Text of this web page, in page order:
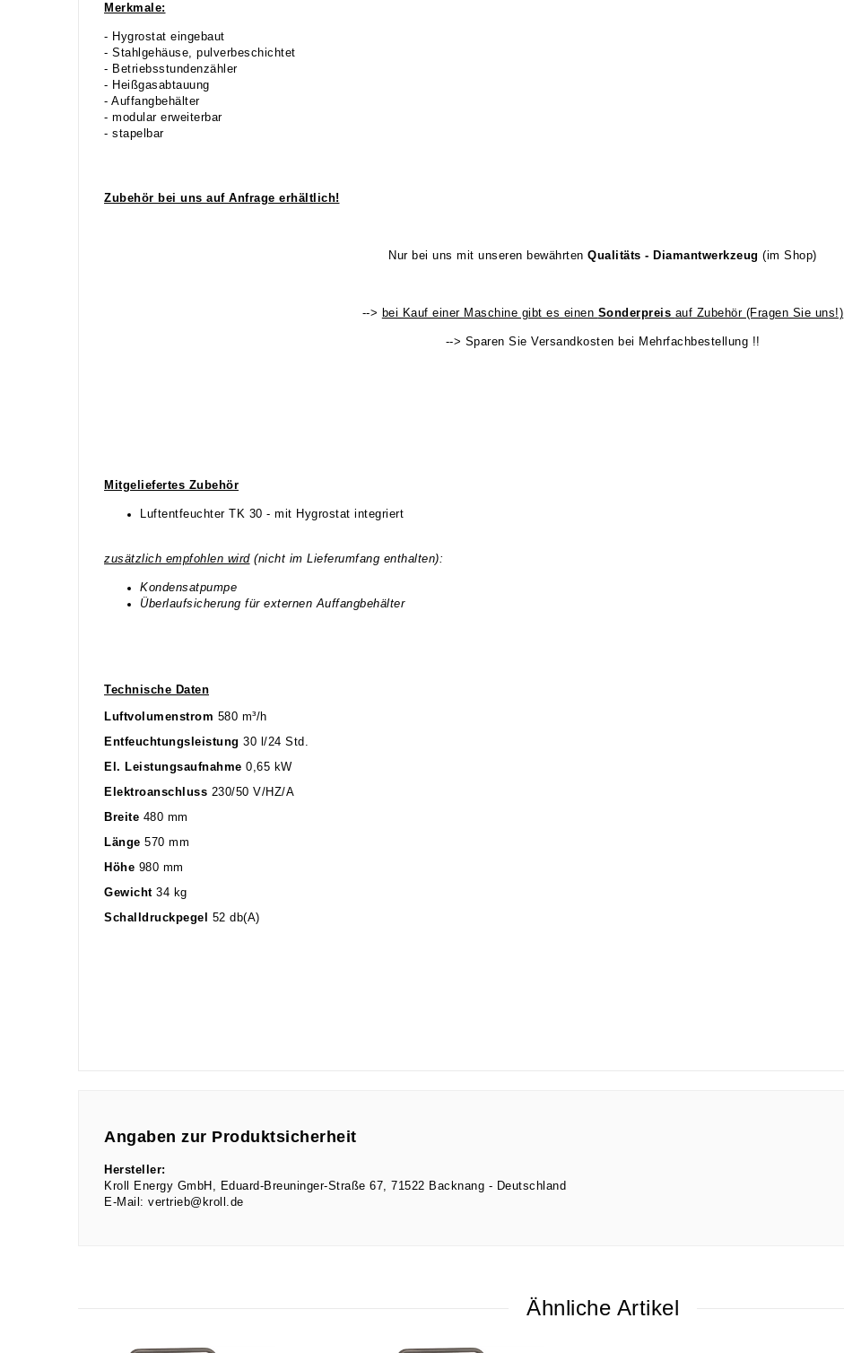
Merkmale:
- Hygrostat eingebaut
- Stahlgehäuse, pulverbeschichtet
- Betriebsstundenzähler
- Heißgasabtauung
- Auffangbehälter
- modular erweiterbar
- stapelbar
Zubehör bei uns auf Anfrage erhältlich!
Nur bei uns mit unseren bewährtenQualitäts - Diamantwerkzeug (im Shop)
--> bei Kauf einer Maschine gibt es einen Sonderpreis auf Zubehör (Fragen Sie uns!)
--> Sparen Sie Versandkosten bei Mehrfachbestellung !!
Mitgeliefertes Zubehör
Luftentfeuchter TK 30 - mit Hygrostat integriert
zusätzlich empfohlen wird(nicht im Lieferumfang enthalten):
Kondensatpumpe
Überlaufsicherung für externen Auffangbehälter
Technische Daten
Luftvolumenstrom 580 m³/h
Entfeuchtungsleistung 30 l/24 Std.
El. Leistungsaufnahme 0,65 kW
Elektroanschluss 230/50 V/HZ/A
Breite 480 mm
Länge 570 mm
Höhe 980 mm
Gewicht 34 kg
Schalldruckpegel 52 db(A)
Angaben zur Produktsicherheit
Hersteller:
Kroll Energy GmbH
Eduard-Breuninger-Straße 67 71522 Backnang
Deutschland
E-Mail: vertrieb@kroll.de
Ähnliche Artikel